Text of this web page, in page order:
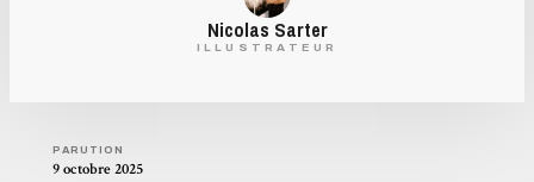
Nicolas Sarter
ILLUSTRATEUR
PARUTION
9 octobre 2025